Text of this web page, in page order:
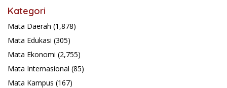
Kategori
Mata Daerah (1,878)
Mata Edukasi (305)
Mata Ekonomi (2,755)
Mata Internasional (85)
Mata Kampus (167)